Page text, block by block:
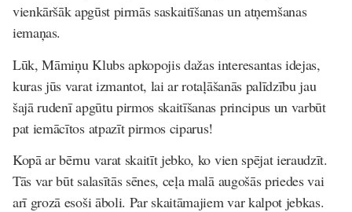
vienkāršāk apgūst pirmās saskaitīšanas un atņemšanas
iemaņas.
Lūk, Māmiņu Klubs apkopojis dažas interesantas idejas,
kuras jūs varat izmantot, lai ar rotaļāšanās palīdzību jau
šajā rudenī apgūtu pirmos skaitīšanas principus un varbūt
pat iemācītos atpazīt pirmos ciparus!
Kopā ar bērnu varat skaitīt jebko, ko vien spējat ieraudzīt.
Tās var būt salasītās sēnes, ceļa malā augošās priedes vai
arī grozā esoši āboli. Par skaitāmajiem var kalpot jebkas.